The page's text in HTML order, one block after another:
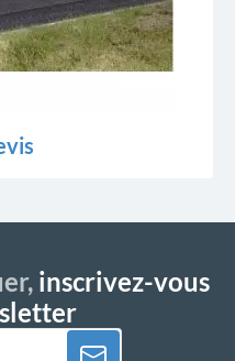
inscrivez-vous